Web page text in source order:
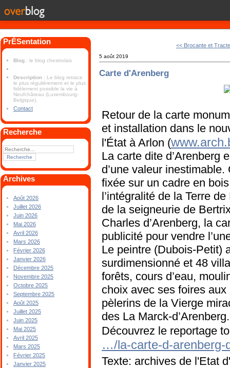
PrÉSentation
Blog : le blog chestrolais
Description : Le blog retrace
le plus régulièrement et le plus
fidèlement possible la vie à
Neufchâteau (Luxembourg-
Belgique).
Contact
Recherche
Archives
Août 2026
Juillet 2026
Juin 2026
Mai 2026
Avril 2026
Mars 2026
Février 2026
Janvier 2026
Décembre 2025
Novembre 2025
Octobre 2025
Septembre 2025
Août 2025
Juillet 2025
Juin 2025
Mai 2025
Avril 2025
Mars 2025
Février 2025
Janvier 2025
<< Brocante et
5 août 2019
Carte d'Arenberg
Retour de la carte
et installation dans le
l'État à Arlon (
La carte dite d’Arenberg
d’une valeur
fixée sur un cadre en
l’intégralité de la Terre
de la seigneurie de
Charles d’Arenberg, la
publicité pour vendre
Le peintre (Dubois-Petit)
surdimensionné et 48
forêts, cours d’eau,
choix avec ses foires
pèlerins de la Vierge
des La Marck-d’Arenberg.
Découvrez le reportage
…/la-carte-d-
Texte: archives de l'Etat